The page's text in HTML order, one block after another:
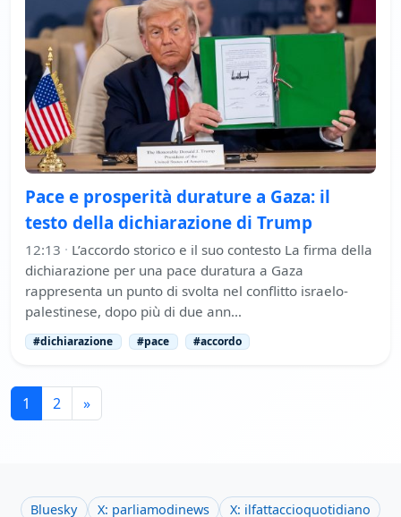
Pace e prosperità durature a Gaza: il
testo della dichiarazione di Trump
12:13 · L’accordo storico e il suo contesto La firma della
dichiarazione per una pace duratura a Gaza
rappresenta un punto di svolta nel conflitto israelo-
palestinese, dopo più di due ann…
#dichiarazione #pace #accordo
1 2 »
Bluesky X: parliamodinews X: ilfattaccioquotidiano